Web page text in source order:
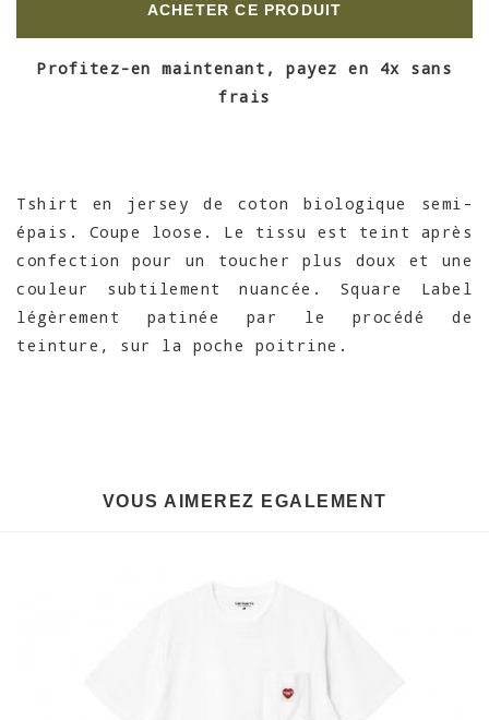
ACHETER CE PRODUIT
Profitez-en maintenant, payez en 4x sans
frais
Tshirt en jersey de coton biologique semi-
épais. Coupe loose. Le tissu est teint après
confection pour un toucher plus doux et une
couleur subtilement nuancée. Square Label
légèrement patinée par le procédé de
teinture, sur la poche poitrine.
VOUS AIMEREZ EGALEMENT